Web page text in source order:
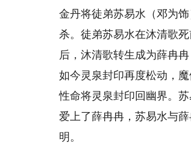
金丹将徒弟苏易水（邓为
杀。徒弟苏易水在沐清歌
后，沐清歌转生成为薛冉
如今灵泉封印再度松动，
性命将灵泉封印回幽界。
爱上了薛冉冉，苏易水与
明。